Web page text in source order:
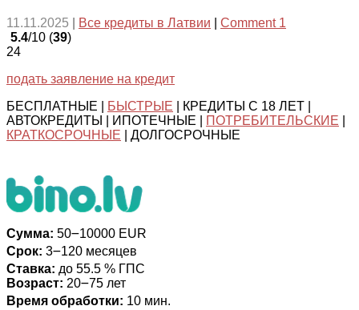
11.11.2025 Все кредиты в Латвии
Comment 1
5.4/10 (39)
24
подать заявление на кредит
БЕСПЛАТНЫЕ |
БЫСТРЫЕ | КРЕДИТЫ С 18 ЛЕТ |
АВТОКРЕДИТЫ | ИПОТЕЧНЫЕ |
ПОТРЕБИТЕЛЬСКИЕ
КРАТКОСРОЧНЫЕ | ДОЛГОСРОЧНЫЕ
Сумма: 50౼10000 EUR
Срок: 3౼120 месяцев
Ставка: до 55.5 % ГПС
Возраст: 20౼75 лет
Время обработки: 10 мин.